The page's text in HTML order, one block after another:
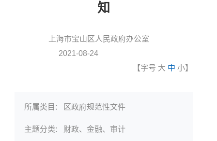
知
上海市宝山区人民政府办公室
2021-08-24
【字号 大 中 小】
所属类目: 区政府规范性文件
主题分类: 财政、金融、审计